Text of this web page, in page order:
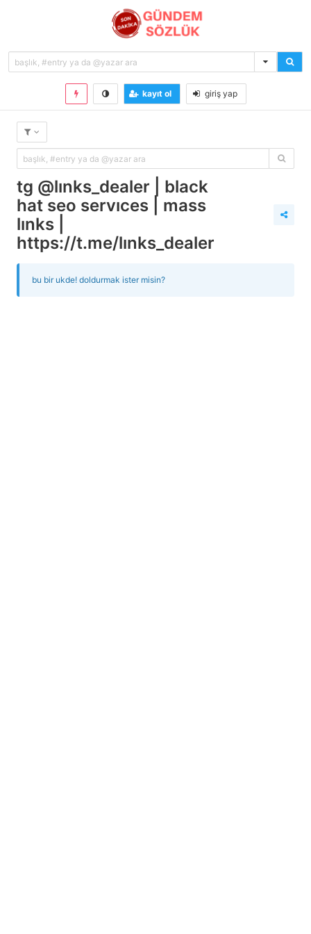
kayıt ol giriş yap
tg @links_dealer | black
hat seo services | mass
links |
https://t.me/links_dealer
bu bir ukde! doldurmak ister misin?